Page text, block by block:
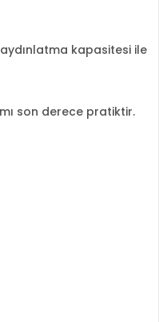
kapasitesi ile
son derece pratiktir.